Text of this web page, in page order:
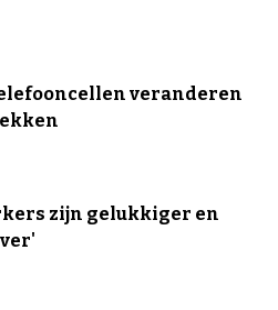
veranderen
zijn gelukkiger en